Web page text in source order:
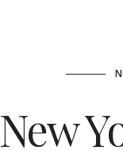
New